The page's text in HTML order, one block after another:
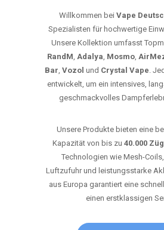
Willkommen bei Vape
Spezialisten für hochwertige
Unsere Kollektion umfasst
RandM, Adalya, Mosmo,
Bar, Vozol und Crystal Vape.
entwickelt, um ein intensives,
geschmackvolles
Unsere Produkte bieten eine
Kapazität von bis zu 40.000
Technologien wie Mesh-
Luftzufuhr und leistungsstarke
aus Europa garantiert eine
einen erstklassigen